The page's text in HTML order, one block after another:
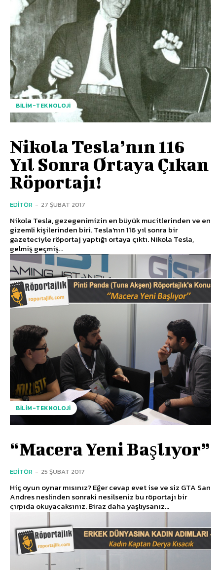
BILIM-TEKNOLOJI
Nikola Tesla’nın 116
Yıl Sonra Ortaya Çıkan
Röportajı!
EDITÖR - 27 ŞUBAT 2017
Nikola Tesla, gezegenimizin en büyük mucitlerinden ve en
gizemli kişilerinden biri. Tesla'nın 116 yıl sonra bir
gazeteciyle röportaj yaptığı ortaya çıktı. Nikola Tesla,
gelmiş geçmiş...
BILIM-TEKNOLOJI
“Macera Yeni Başlıyor”
EDITÖR - 25 ŞUBAT 2017
Hiç oyun oynar mısınız? Eğer cevap evet ise ve siz GTA San
Andres neslinden sonraki nesilseniz bu röportajı bir
çırpıda okuyacaksınız. Biraz daha yaşlıysanız...